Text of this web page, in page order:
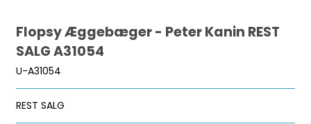
Flopsy Æggebæger - Peter Kanin REST
SALG A31054
U-A31054
REST SALG